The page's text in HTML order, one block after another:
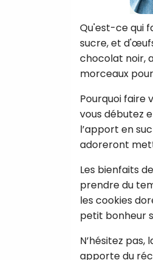
Qu'est-ce qui
sucre, et
chocolat noir,
morceaux
Pourquoi faire
vous débutez
l’apport en
adoreront
Les bienfaits
prendre du
les cookies
petit bonheur
N’hésitez
apporte du